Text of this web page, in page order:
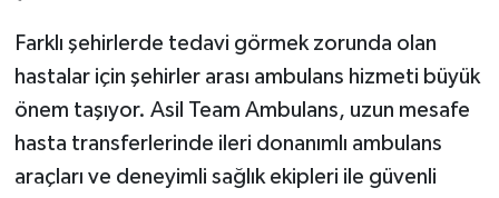
Farklı şehirlerde tedavi görmek zorunda olan
hastalar için şehirler arası ambulans hizmeti büyük
önem taşıyor. Asil Team Ambulans, uzun mesafe
hasta transferlerinde ileri donanımlı ambulans
araçları ve deneyimli sağlık ekipleri ile güvenli